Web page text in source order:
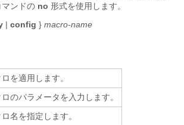
ンドの no 形式を使用します。
| config } macro-name
を適用します。
ロのパラメータを入力します。
名を指定します。